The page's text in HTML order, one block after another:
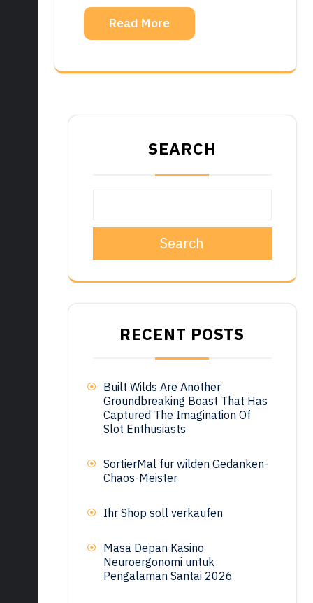
Read More
SEARCH
Search
RECENT POSTS
Built Wilds Are Another
Groundbreaking Boast That Has
Captured The Imagination Of
Slot Enthusiasts
SortierMal für wilden Gedanken-
Chaos-Meister
Ihr Shop soll verkaufen
Masa Depan Kasino
Neuroergonomi untuk
Pengalaman Santai 2026